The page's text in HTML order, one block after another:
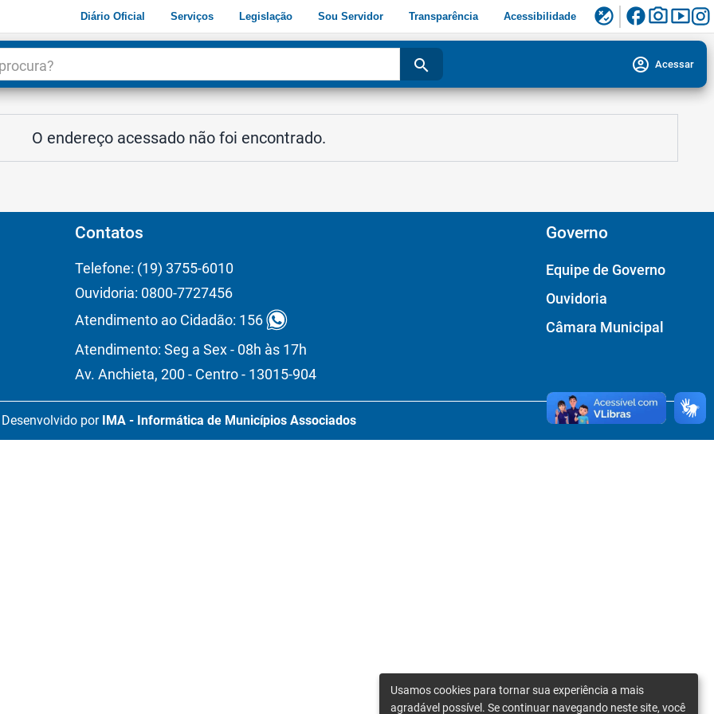
Diário Oficial Serviços Legislação Sou Servidor Transparência Acessibilidade flaky facebookphoto_camerasmart_display
search account_circle Acessar
O endereço acessado não foi encontrado.
Contatos
Telefone: (19) 3755-6010
Ouvidoria: 0800-7727456
Atendimento ao Cidadão: 156
Atendimento: Seg a Sex - 08h às 17h
Av. Anchieta, 200 - Centro - 13015-904
Governo
Equipe de Governo
Ouvidoria
Câmara Municipal
Desenvolvido por IMA - Informática de Municípios Associados
Usamos cookies para tornar sua experiência a mais
agradável possível. Se continuar navegando neste site, você